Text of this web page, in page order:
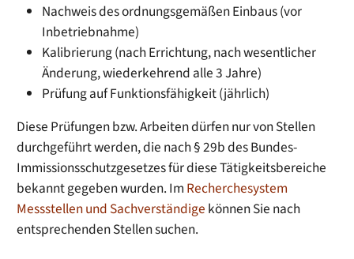
Nachweis des ordnungsgemäßen Einbaus (vor
Inbetriebnahme)
Kalibrierung (nach Errichtung, nach wesentlicher
Änderung, wiederkehrend alle 3 Jahre)
Prüfung auf Funktionsfähigkeit (jährlich)
Diese Prüfungen bzw. Arbeiten dürfen nur von Stellen
durchgeführt werden, die nach § 29b des Bundes-
Immissionsschutzgesetzes für diese Tätigkeitsbereiche
bekannt gegeben wurden. Im Recherchesystem
Messstellen und Sachverständige können Sie nach
entsprechenden Stellen suchen.